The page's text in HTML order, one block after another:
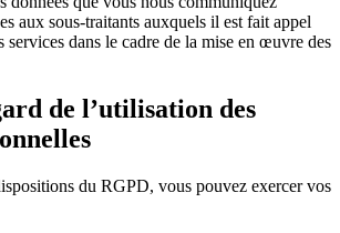
aux sous-traitants auxquels il est fait appel
services dans le cadre de la mise en œuvre des
de l’utilisation des
du RGPD, vous pouvez exercer vos